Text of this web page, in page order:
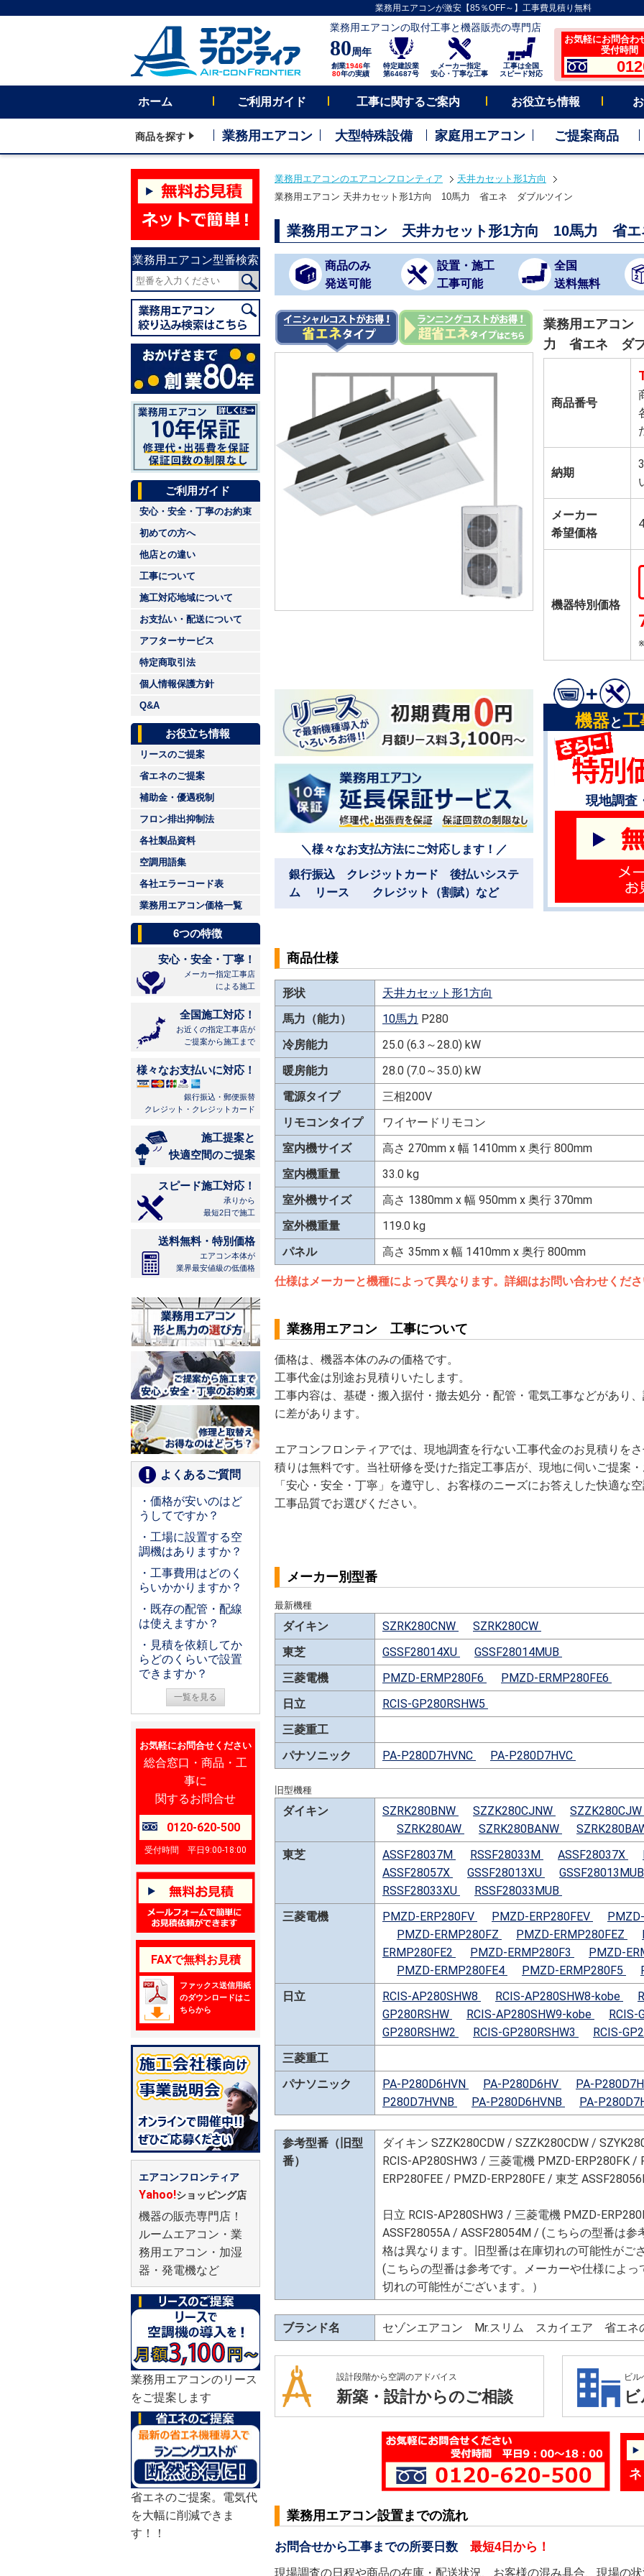
業務用エアコンが激安【85％OFF～】工事費見積り無料
業務用エアコンの取付工事と機器販売の専門店
80周年
創業1946年
80年の実績
特定建設業
第64687号
メーカー指定
安心・丁寧な工事
工事は全国
スピード対応
お気軽にお問合わ
受付時間
ホーム ご利用ガイド 工事に関するご案内 お役立ち情報
商品を探す 業務用エアコン 大型特殊設備 家庭用エアコン ご提案商品
業務用エアコン型番検索
ご利用ガイド
安心・安全・丁寧のお約束
初めての方へ
他店との違い
工事について
施工対応地域について
お支払い・配送について
アフターサービス
特定商取引法
個人情報保護方針
Q&A
お役立ち情報
リースのご提案
省エネのご提案
補助金・優遇税制
フロン排出抑制法
各社製品資料
空調用語集
各社エラーコード表
業務用エアコン価格一覧
6つの特徴
安心・安全・丁寧！
メーカー指定工事店
による施工
全国施工対応！
お近くの指定工事店が
ご提案から施工まで
様々なお支払いに対応！
銀行振込・郵便振替
クレジット・クレジットカード
施工提案と
快適空間のご提案
スピード施工対応！
承りから
最短2日で施工
送料無料・特別価格
エアコン本体が
業界最安値級の低価格
よくあるご質問
・価格が安いのはど
うしてですか？
・工場に設置する空
調機はありますか？
・工事費用はどのく
らいかかりますか？
・既存の配管・配線
は使えますか？
・見積を依頼してか
らどのくらいで設置
できますか？
一覧を見る
お気軽にお問合せください
総合窓口・商品・工
事に
関するお問合せ
0120-620-500
受付時間 平日9:00-18:00
FAXで無料お見積
ファックス送信用紙
のダウンロードはこ
ちらから
エアコンフロンティア
Yahoo!ショッピング店
機器の販売専門店！
ルームエアコン・業
務用エアコン・加湿
器・発電機など
業務用エアコンのリース
をご提案します
省エネのご提案。電気代
を大幅に削減できま
す！！
業務用エアコンのエアコンフロンティア
天井カセット形1方向
業務用エアコン 天井カセット形1方向 10馬力 省エネ ダブルツイン
業務用エアコン 天井カセット形1方向 10馬力 省
商品のみ
発送可能
設置・施工
工事可能
全国
送料無料
業務用エアコ
力 省エネ ダブ
商品番号
納期
メーカー
希望価格
機器特別価格
＼様々なお支払方法にご対応します！／
銀行振込 クレジットカード 後払いシステ
ム リース クレジット（割賦）など
機器と工
現地調査
商品仕様
形状
天井カセット形1方向
馬力（能力）
10馬力 P280
冷房能力
25.0 (6.3～28.0) kW
暖房能力
28.0 (7.0～35.0) kW
電源タイプ
三相200V
リモコンタイプ
ワイヤードリモコン
室内機サイズ
高さ 270mm x 幅 1410mm x 奥行 800mm
室内機重量
33.0 kg
室外機サイズ
高さ 1380mm x 幅 950mm x 奥行 370mm
室外機重量
119.0 kg
パネル
高さ 35mm x 幅 1410mm x 奥行 800mm
仕様はメーカーと機種によって異なります。詳細はお問い合わせくだ
業務用エアコン 工事について
価格は、機器本体のみの価格です。
工事代金は別途お見積りいたします。
工事内容は、基礎・搬入据付・撤去処分・配管・電気工事などがあり
に差があります。
エアコンフロンティアでは、現地調査を行ない工事代金のお見積りを
積りは無料です。当社研修を受けた指定工事店が、現地に伺いご提案
「安心・安全・丁寧」を遵守し、お客様のニーズにお答えした快適な
工事品質でお選びください。
メーカー別型番
最新機種
ダイキン SZRK280CNW
SZRK280CW
東芝
GSSF28014XU
GSSF28014MUB
三菱電機
PMZD-ERMP280F6
PMZD-ERMP280FE6
日立
RCIS-GP280RSHW5
三菱重工
パナソニック
PA-P280D7HVNC PA-P280D7HVC
旧型機種
ダイキン SZRK280BNW SZZK280CJNW
SZZK280CJW
SZRK280AW
SZRK280BANW
東芝
ASSF28037M RSSF28033M ASSF28037X
ASSF28057X
GSSF28013XU
RSSF28033XU
RSSF28033MUB
三菱電機
PMZD-ERP280FV PMZD-ERP280FEV
PMZD-ERMP280FZ
PMZD-ERMP280FEZ
ERMP280FE2
PMZD-ERMP280F3
PMZD-
PMZD-ERMP280FE4
PMZD-ERMP280F5
日立
RCIS-AP280SHW8 RCIS-AP280SHW8-kobe
GP280RSHW
RCIS-AP280SHW9-kobe
RCIS-
GP280RSHW2
RCIS-GP280RSHW3
RCIS-
三菱重工
パナソニック
PA-P280D6HVN PA-P280D6HV
PA-
P280D7HVNB
PA-P280D6HVNB PA-
参考型番（旧型
番）
ダイキン SZZK280CDW / SZZK280CDW /
RCIS-AP280SHW3 / 三菱電機 PMZD-ERP280FK
ERP280FEE / PMZD-ERP280FE / 東芝
日立 RCIS-AP280SHW3 / 三菱電機 PMZD-
ASSF28055A / ASSF28054M / (こちらの型番は
格は異なります。旧型番は在庫切れの可能性がご
(こちらの型番は参考です。メーカーや仕様によ
切れの可能性がございます。）
ブランド名 セゾンエアコン Mr.スリム スカイエア 省エ
設計段階から空調のアドバイス
新築・設計からのご相談
ビ
業務用エアコン設置までの流れ
お問合せから工事までの所要日数 最短4日から！
現場調査の日程や商品の在庫・配送状況、お客様の混み具合、現場の